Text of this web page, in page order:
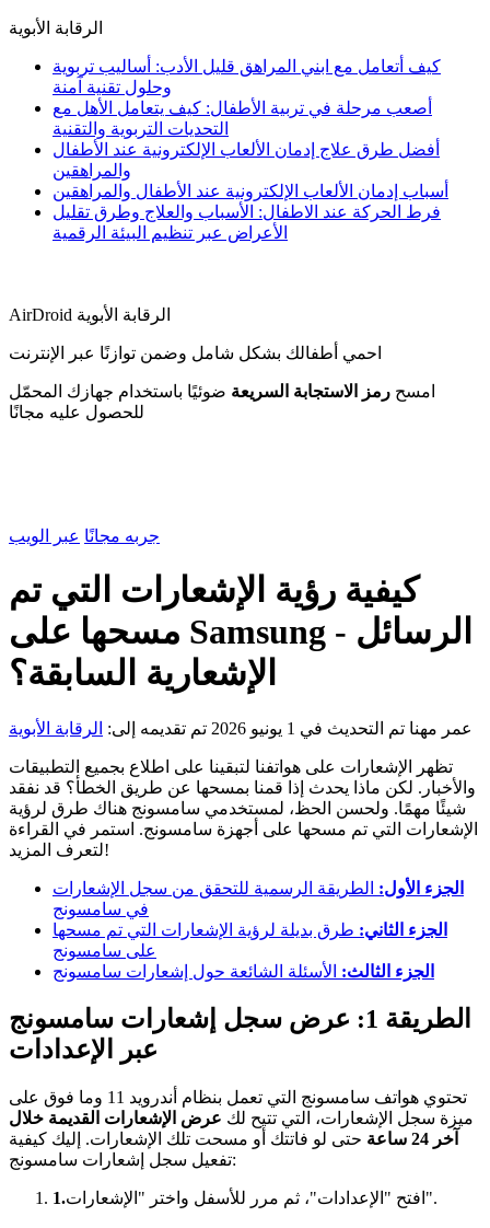
الرقابة الأبوية
كيف أتعامل مع ابني المراهق قليل الأدب: أساليب تربوية
وحلول تقنية آمنة
أصعب مرحلة في تربية الأطفال: كيف يتعامل الأهل مع
التحديات التربوية والتقنية
أفضل طرق علاج إدمان الألعاب الإلكترونية عند الأطفال
والمراهقين
أسباب إدمان الألعاب الإلكترونية عند الأطفال والمراهقين
فرط الحركة عند الاطفال: الأسباب والعلاج وطرق تقليل
الأعراض عبر تنظيم البيئة الرقمية
AirDroid الرقابة الأبوية
احمي أطفالك بشكل شامل وضمن توازنًا عبر الإنترنت
امسح رمز الاستجابة السريعة ضوئيًا باستخدام جهازك المحمّل
للحصول عليه مجانًا
جربه مجانًا عبر الويب
كيفية رؤية الإشعارات التي تم
مسحها على Samsung - الرسائل
الإشعارية السابقة؟
عمر مهنا تم التحديث في 1 يونيو 2026 تم تقديمه إلى: الرقابة الأبوية
تظهر الإشعارات على هواتفنا لتبقينا على اطلاع بجميع التطبيقات
والأخبار. لكن ماذا يحدث إذا قمنا بمسحها عن طريق الخطأ؟ قد نفقد
شيئًا مهمًا. ولحسن الحظ، لمستخدمي سامسونج هناك طرق لرؤية
الإشعارات التي تم مسحها على أجهزة سامسونج. استمر في القراءة
لتعرف المزيد!
الجزء الأول: الطريقة الرسمية للتحقق من سجل الإشعارات
في سامسونج
الجزء الثاني: طرق بديلة لرؤية الإشعارات التي تم مسحها
على سامسونج
الجزء الثالث: الأسئلة الشائعة حول إشعارات سامسونج
الطريقة 1: عرض سجل إشعارات سامسونج
عبر الإعدادات
تحتوي هواتف سامسونج التي تعمل بنظام أندرويد 11 وما فوق على
ميزة سجل الإشعارات، التي تتيح لك عرض الإشعارات القديمة خلال
آخر 24 ساعة
حتى لو فاتتك أو مسحت تلك الإشعارات. إليك كيفية
تفعيل سجل إشعارات سامسونج:
1. افتح "الإعدادات"، ثم مرر للأسفل واختر "الإشعارات".